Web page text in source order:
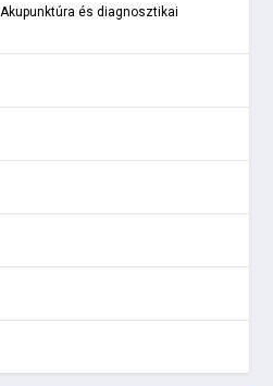
Akupunktúra és diagnosztikai